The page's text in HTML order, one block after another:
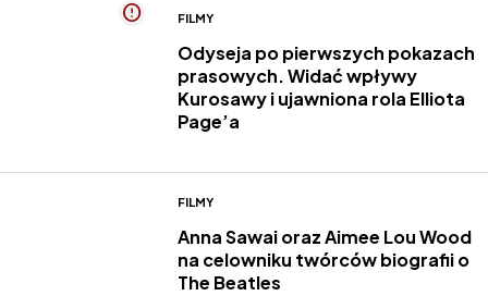
FILMY
Odyseja po pierwszych pokazach
prasowych. Widać wpływy
Kurosawy i ujawniona rola Elliota
Page’a
FILMY
Anna Sawai oraz Aimee Lou Wood
na celowniku twórców biografii o
The Beatles